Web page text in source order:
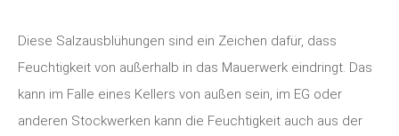
Diese Salzausblühungen sind ein Zeichen dafür, dass
Feuchtigkeit von außerhalb in das Mauerwerk eindringt. Das
kann im Falle eines Kellers von außen sein, im EG oder
anderen Stockwerken kann die Feuchtigkeit auch aus der